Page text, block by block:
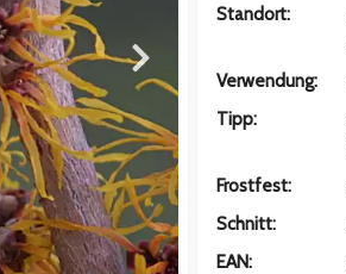
Zum nächsten Bild
Standort:
Verwendung:
Tipp:
Frostfest:
Schnitt:
EAN: